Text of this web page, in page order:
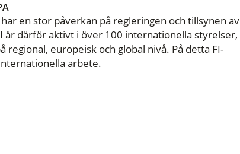
en stor påverkan på regleringen och tillsynen av
är därför aktivt i över 100 internationella styrelser,
europeisk och global nivå. På detta FI-
arbete.